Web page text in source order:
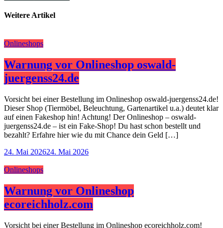
Weitere Artikel
Onlineshops
Warnung vor Onlineshop oswald-
juergenss24.de
Vorsicht bei einer Bestellung im Onlineshop oswald-juergenss24.de!
Dieser Shop (Tiermöbel, Beleuchtung, Gartenartikel u.a.) deutet klar
auf einen Fakeshop hin! Achtung! Der Onlineshop – oswald-
juergenss24.de – ist ein Fake-Shop! Du hast schon bestellt und
bezahlt? Erfahre hier wie du mit Chance dein Geld […]
24. Mai 202624. Mai 2026
Onlineshops
Warnung vor Onlineshop
ecoreichholz.com
Vorsicht bei einer Bestellung im Onlineshop ecoreichholz.com!